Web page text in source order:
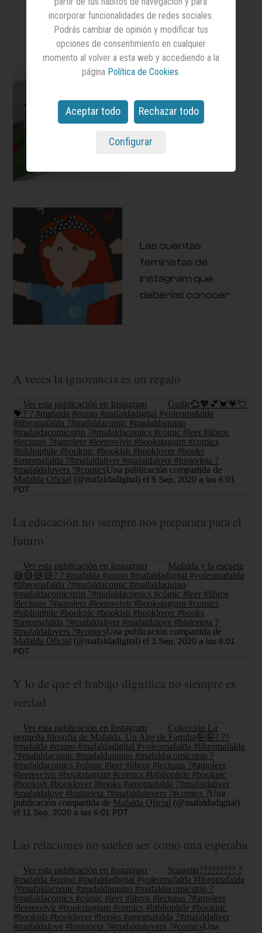
Grandes historias
para pequeños
lectores
Las cuentas
feministas de
Instagram que
deberías conocer
A veces la ignorancia es un regalo
Ver esta publicación en Instagram
Guille💞💖💕💓💗💘
💝? ? #mafalda #quino #mafaldadigital #yoleomafalda
#libromafalda ?#mafaldacomic #madaldaquino
#mafaldacomicstrip ?#mafaldacomics #cómic #leer #libros
#lecturas ?#amoleer #leeresvivir #bookstagram #comics
#bibliophile #bookpic #bookish #booklover #books
#amomafalda ?#mafaldaliver #mafaldalove #historieta ?
#mafaldalovers ?#comicsUna publicación compartida de
Mafalda Oficial (@mafaldadigital) el 9 Sep, 2020 a las 6:01
PDT
La educación no siempre nos preparara para el
futuro
Ver esta publicación en Instagram
Mafalda y la escuela
😅😅😅😅? ? #mafalda #quino #mafaldadigital #yoleomafalda
#libromafalda ?#mafaldacomic #madaldaquino
#mafaldacomicstrip ?#mafaldacomics #cómic #leer #libros
#lecturas ?#amoleer #leeresvivir #bookstagram #comics
#bibliophile #bookpic #bookish #booklover #books
#amomafalda ?#mafaldaliver #mafaldalove #historieta ?
#mafaldalovers ?#comicsUna publicación compartida de
Mafalda Oficial (@mafaldadigital) el 3 Sep, 2020 a las 6:01
PDT
Y lo de que el trabajo dignifica no siempre es
verdad
Ver esta publicación en Instagram
Colección La
pequeña filosofía de Mafalda. Un Aire de Familia🤪🤪? ??
#mafalda #quino #mafaldadigital #yoleomafalda #libromafalda
?#mafaldacomic #madaldaquino #mafaldacomicstrip ?
#mafaldacomics #cómic #leer #libros #lecturas ?#amoleer
#leeresvivir #bookstagram #comics #bibliophile #bookpic
#bookish #booklover #books #amomafalda ?#mafaldaliver
#mafaldalove #historieta ?#mafaldalovers ?#comics ?Una
publicación compartida de Mafalda Oficial (@mafaldadigital)
el 11 Sep, 2020 a las 6:01 PDT
Las relaciones no suelen ser como una esperaba
Ver esta publicación en Instagram
Susanita????????? ?
#mafalda #quino #mafaldadigital #yoleomafalda #libromafalda
?#mafaldacomic #madaldaquino #mafaldacomicstrip ?
#mafaldacomics #cómic #leer #libros #lecturas ?#amoleer
#leeresvivir #bookstagram #comics #bibliophile #bookpic
#bookish #booklover #books #amomafalda ?#mafaldaliver
#mafaldalove #historieta ?#mafaldalovers ?#comicsUna
incorporar funcionalidades de redes sociales.
Podrás cambiar de opinión y modificar tus
opciones de consentimiento en cualquier
momento al volver a esta web y accediendo a la
página Política de Cookies
Aceptar todo Rechazar todo
Configurar